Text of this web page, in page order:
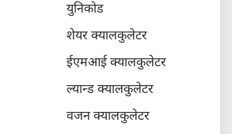
युनिकोड
शेयर क्यालकुलेटर
ईएमआई क्यालकुलेटर
ल्यान्ड क्यालकुलेटर
वजन क्यालकुलेटर